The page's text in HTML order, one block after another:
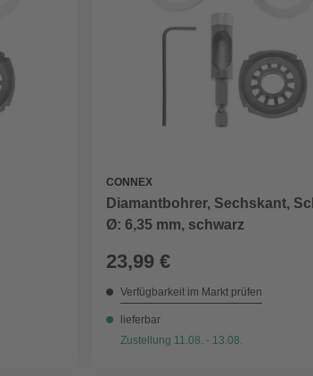
CONNEX
Diamantbohrer, Sechskant,
Ø: 6,35 mm, schwarz
23,99 €
Verfügbarkeit im Markt prüfen
lieferbar
Zustellung 11.08. - 13.08.